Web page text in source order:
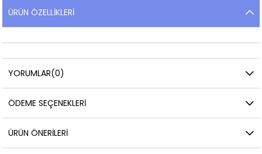
ÜRÜN ÖZELLIKLERI
YORUMLAR(0)
ÖDEME SEÇENEKLERI
ÜRÜN ÖNERILERI